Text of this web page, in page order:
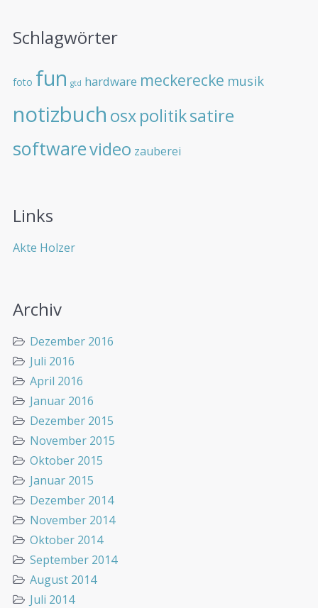
Schlagwörter
foto fun gtd hardware meckerecke musik
notizbuch osxpolitiksatire
softwarevideo zauberei
Links
Akte Holzer
Archiv
Dezember 2016
Juli 2016
April 2016
Januar 2016
Dezember 2015
November 2015
Oktober 2015
Januar 2015
Dezember 2014
November 2014
Oktober 2014
September 2014
August 2014
Juli 2014